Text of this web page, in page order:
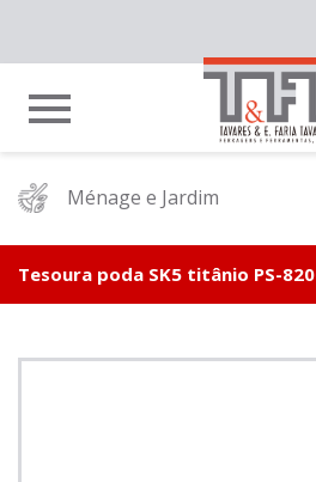
Ménage e Jardim
Tesoura poda SK5 titânio PS-820